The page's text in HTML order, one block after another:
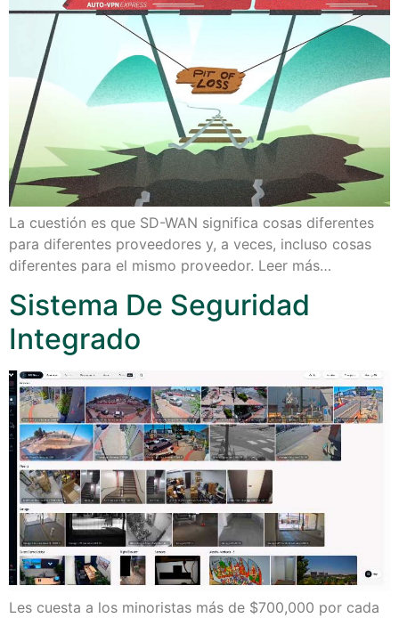
La cuestión es que SD-WAN significa cosas diferentes
para diferentes proveedores y, a veces, incluso cosas
diferentes para el mismo proveedor. Leer más…
Sistema De Seguridad
Integrado
Les cuesta a los minoristas más de $700,000 por cada